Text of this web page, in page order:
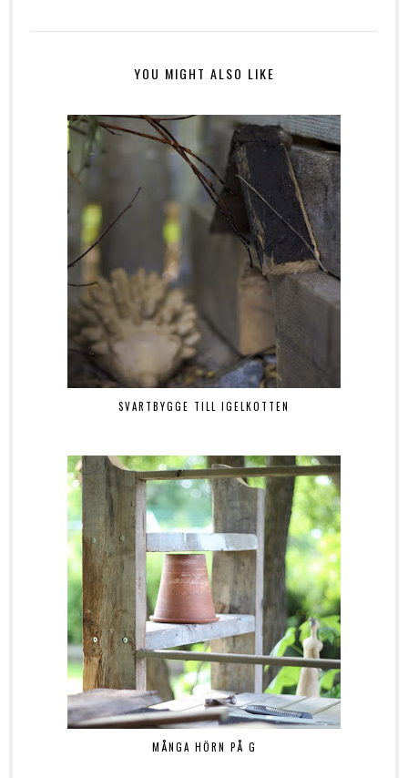
YOU MIGHT ALSO LIKE
SVARTBYGGE TILL IGELKOTTEN
MÅNGA HÖRN PÅ G